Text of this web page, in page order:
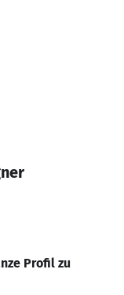
Profil zu